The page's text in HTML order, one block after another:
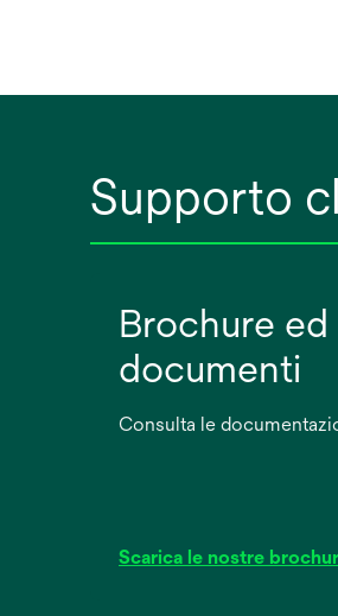
Supporto
Brochure ed
documenti
Consulta le
Scarica le nostre